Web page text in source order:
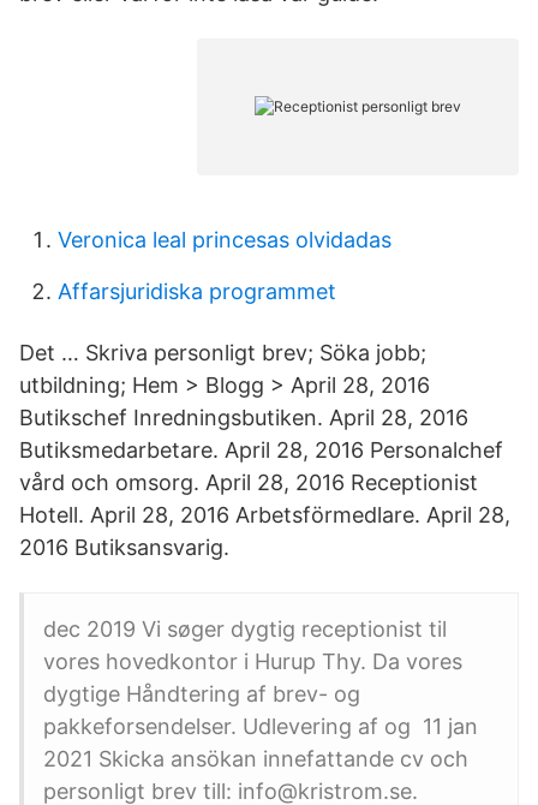
Veronica leal princesas olvidadas
Affarsjuridiska programmet
Det … Skriva personligt brev; Söka jobb;
utbildning; Hem > Blogg > April 28, 2016
Butikschef Inredningsbutiken. April 28, 2016
Butiksmedarbetare. April 28, 2016 Personalchef
vård och omsorg. April 28, 2016 Receptionist
Hotell. April 28, 2016 Arbetsförmedlare. April 28,
2016 Butiksansvarig.
dec 2019 Vi søger dygtig receptionist til
vores hovedkontor i Hurup Thy. Da vores
dygtige Håndtering af brev- og
pakkeforsendelser. Udlevering af og 11 jan
2021 Skicka ansökan innefattande cv och
personligt brev till: info@kristrom.se.